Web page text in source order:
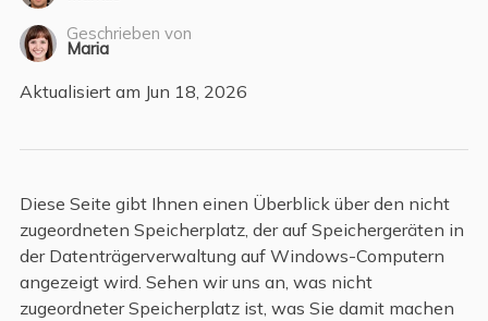
Geschrieben von
Maria
Aktualisiert am Jun 18, 2026
Diese Seite gibt Ihnen einen Überblick über den nicht
zugeordneten Speicherplatz, der auf Speichergeräten in
der Datenträgerverwaltung auf Windows-Computern
angezeigt wird. Sehen wir uns an, was nicht
zugeordneter Speicherplatz ist, was Sie damit machen